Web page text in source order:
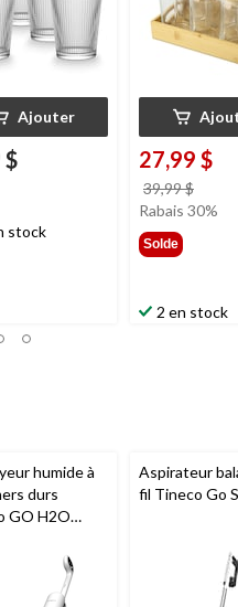
Ajouter
$
stock
27,99 $
39,99 $
était
Rabais 30%
Solde
2 en stock
humide à
durs
GO H2O
Aspirateur
fil Tineco Go